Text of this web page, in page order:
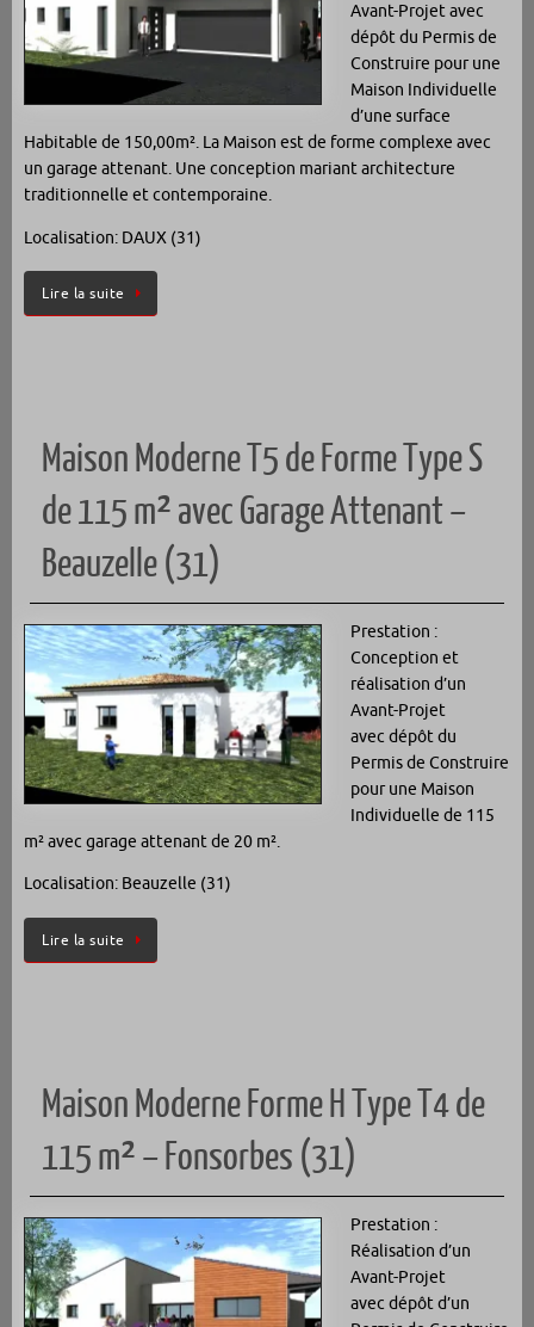
Avant-Projet avec
dépôt du Permis de
Construire pour une
Maison Individuelle
d’une surface
Habitable de 150,00m². La Maison est de forme complexe avec
un garage attenant. Une conception mariant architecture
traditionnelle et contemporaine.
Localisation: DAUX (31)
Lire la suite
Maison Moderne T5 de Forme Type S
de 115 m² avec Garage Attenant –
Beauzelle (31)
Prestation :
Conception et
réalisation d’un
Avant-Projet
avec dépôt du
Permis de Construire
pour une Maison
Individuelle de 115
m² avec garage attenant de 20 m².
Localisation: Beauzelle (31)
Lire la suite
Maison Moderne Forme H Type T4 de
115 m² – Fonsorbes (31)
Prestation :
Réalisation d’un
Avant-Projet
avec dépôt d’un